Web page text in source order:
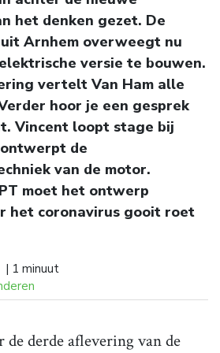
het denken gezet. De
Arnhem overweegt nu
versie te bouwen.
vertelt Van Ham alle
hoor je een gesprek
Vincent loopt stage bij
de
van de motor.
moet het ontwerp
het coronavirus gooit roet
| 1 minuut
derde aflevering van de